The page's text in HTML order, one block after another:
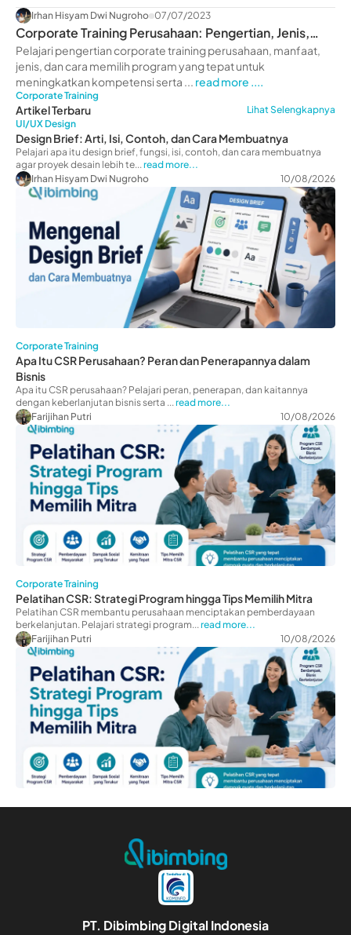
Irhan Hisyam Dwi Nugroho 07/07/2023
Corporate Training Perusahaan: Pengertian, Jenis,
Manfaat
Pelajari pengertian corporate training perusahaan, manfaat,
jenis, dan cara memilih program yang tepat untuk
meningkatkan kompetensi serta ... read more ....
Corporate Training
Artikel Terbaru
Lihat Selengkapnya
UI/UX Design
Design Brief: Arti, Isi, Contoh, dan Cara Membuatnya
Pelajari apa itu design brief, fungsi, isi, contoh, dan cara membuatnya
agar proyek desain lebih te...read more...
Irhan Hisyam Dwi Nugroho
10/08/2026
Corporate Training
Apa Itu CSR Perusahaan? Peran dan Penerapannya dalam
Bisnis
Apa itu CSR perusahaan? Pelajari peran, penerapan, dan kaitannya
dengan keberlanjutan bisnis serta ...read more...
Farijihan Putri
10/08/2026
Corporate Training
Pelatihan CSR: Strategi Program hingga Tips Memilih Mitra
Pelatihan CSR membantu perusahaan menciptakan pemberdayaan
berkelanjutan. Pelajari strategi program...read more...
Farijihan Putri
10/08/2026
PT. Dibimbing Digital Indonesia